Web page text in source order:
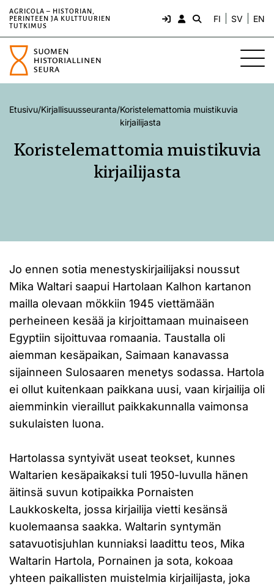
AGRICOLA – HISTORIAN,
PERINTEEN JA KULTTUURIEN
TUTKIMUS
FI SV EN
Etusivu/Kirjallisuusseuranta/Koristelemattomia muistikuvia
kirjailijasta
Koristelemattomia muistikuvia
kirjailijasta
Jo ennen sotia menestyskirjailijaksi noussut
Mika Waltari saapui Hartolaan Kalhon kartanon
mailla olevaan mökkiin 1945 viettämään
perheineen kesää ja kirjoittamaan muinaiseen
Egyptiin sijoittuvaa romaania. Taustalla oli
aiemman kesäpaikan, Saimaan kanavassa
sijainneen Sulosaaren menetys sodassa. Hartola
ei ollut kuitenkaan paikkana uusi, vaan kirjailija oli
aiemminkin vieraillut paikkakunnalla vaimonsa
sukulaisten luona.
Hartolassa syntyivät useat teokset, kunnes
Waltarien kesäpaikaksi tuli 1950-luvulla hänen
äitinsä suvun kotipaikka Pornaisten
Laukkoskelta, jossa kirjailija vietti kesänsä
kuolemaansa saakka. Waltarin syntymän
satavuotisjuhlan kunniaksi laadittu teos, Mika
Waltarin Hartola, Pornainen ja sota, kokoaa
yhteen paikallisten muistelmia kirjailijasta, joka